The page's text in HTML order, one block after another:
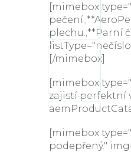
[mimebox
plechu.;**Parní
[/mimebox]
[mimebox
zajistí perfektní
[mimebox
podepřený."